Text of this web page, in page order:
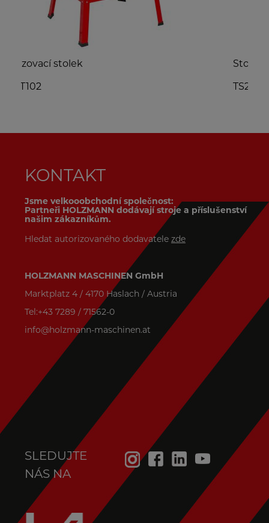
Stolní kotoučová pila
KONTAKT
Jsme velkooobchodní společnost:
Partneři HOLZMANN dodávají stroje a příslušenství
našim zákazníkům.
Hledat autorizovaného dodavatele zde
HOLZMANN MASCHINEN GmbH
Marktplatz 4 / 4170 Haslach / Austria
Tel:+43 7289 / 71562-0
info@holzmann-maschinen.at
SLEDUJTE
NÁS NA